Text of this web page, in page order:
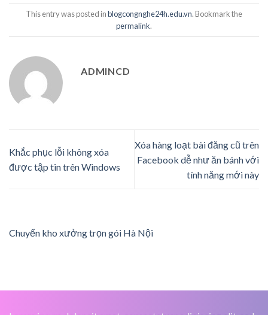
This entry was posted inblogcongnghe24h.edu.vn. Bookmark the
permalink.
ADMINCD
Khắc phục lỗi không xóa
được tập tin trên Windows
Xóa hàng loạt bài đăng cũ trên
Facebook dễ như ăn bánh với
tính năng mới này
Chuyển kho xưởng trọn gói Hà Nội